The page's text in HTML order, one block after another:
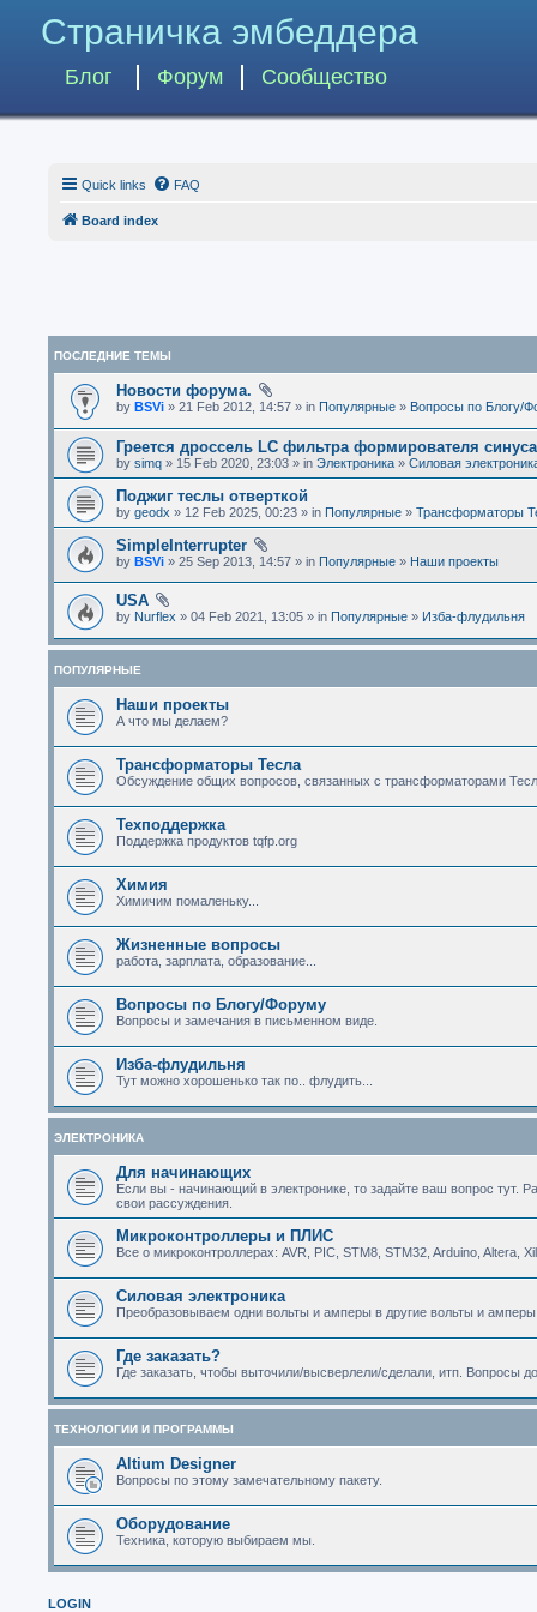
Страничка эмбеддера
Блог Форум Сообщество
Quick links FAQ
Board index
ПОСЛЕДНИЕ ТЕМЫ
Новости форума.
by BSVi » 21 Feb 2012, 14:57 » in Популярные » Вопросы по Блогу/
Греется дроссель LC фильтра формирователя
by simq » 15 Feb 2020, 23:03 » in Электроника » Силовая
Поджиг теслы отверткой
by geodx » 12 Feb 2025, 00:23 » in Популярные » Трансформаторы
SimpleInterrupter
by BSVi » 25 Sep 2013, 14:57 » in Популярные » Наши проекты
USA
by Nurflex » 04 Feb 2021, 13:05 » in Популярные » Изба-флудильня
ПОПУЛЯРНЫЕ
Наши проекты
А что мы делаем?
Трансформаторы Тесла
Обсуждение общих вопросов, связанных с трансформаторами
Техподдержка
Поддержка продуктов tqfp.org
Химия
Химичим помаленьку...
Жизненные вопросы
работа, зарплата, образование...
Вопросы по Блогу/Форуму
Вопросы и замечания в письменном виде.
Изба-флудильня
Тут можно хорошенько так по.. флудить...
ЭЛЕКТРОНИКА
Для начинающих
Если вы - начинающий в электронике, то задайте ваш вопрос тут.
свои рассуждения.
Микроконтроллеры и ПЛИС
Все о микроконтроллерах: AVR, PIC, STM8, STM32, Arduino, Altera,
Силовая электроника
Преобразовываем одни вольты и амперы в другие вольты и амперы.
Где заказать?
Где заказать, чтобы выточили/высверлели/сделали, итп. Вопросы
ТЕХНОЛОГИИ И ПРОГРАММЫ
Altium Designer
Вопросы по этому замечательному пакету.
Оборудование
Техника, которую выбираем мы.
LOGIN